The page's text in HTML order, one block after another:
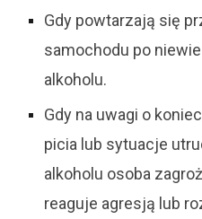
Gdy powtarzają się
samochodu po
alkoholu.
Gdy na uwagi o
picia lub sytuacje
alkoholu osoba
reaguje agresją lub